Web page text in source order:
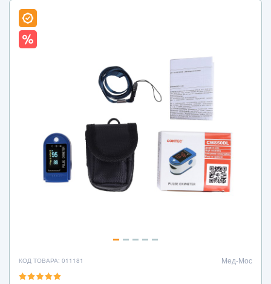
КОД ТОВАРА: 011181 Мед-Мос